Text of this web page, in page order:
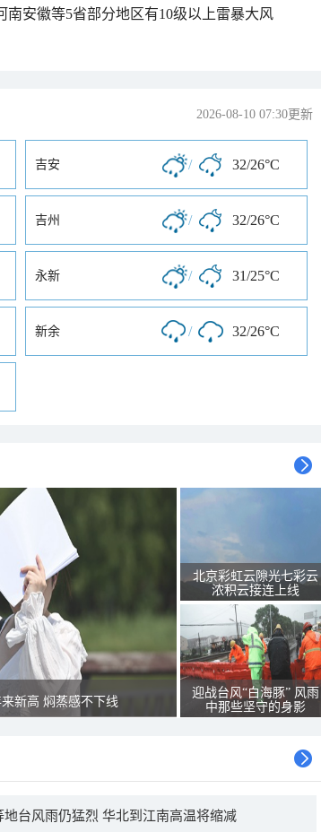
南安徽等5省部分地区有10级以上雷暴大风
2026-08-10 07:30更新
吉安 / 32/26°C
吉州 / 32/26°C
永新 / 31/25°C
新余 / 32/26°C
新高 焖蒸感不下线
北京彩虹云隙光七彩云
浓积云接连上线
迎战台风“白海豚” 风雨
中那些坚守的身影
地台风雨仍猛烈 华北到江南高温将缩减